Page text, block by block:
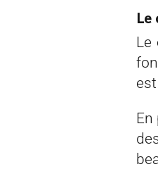
Le
Le